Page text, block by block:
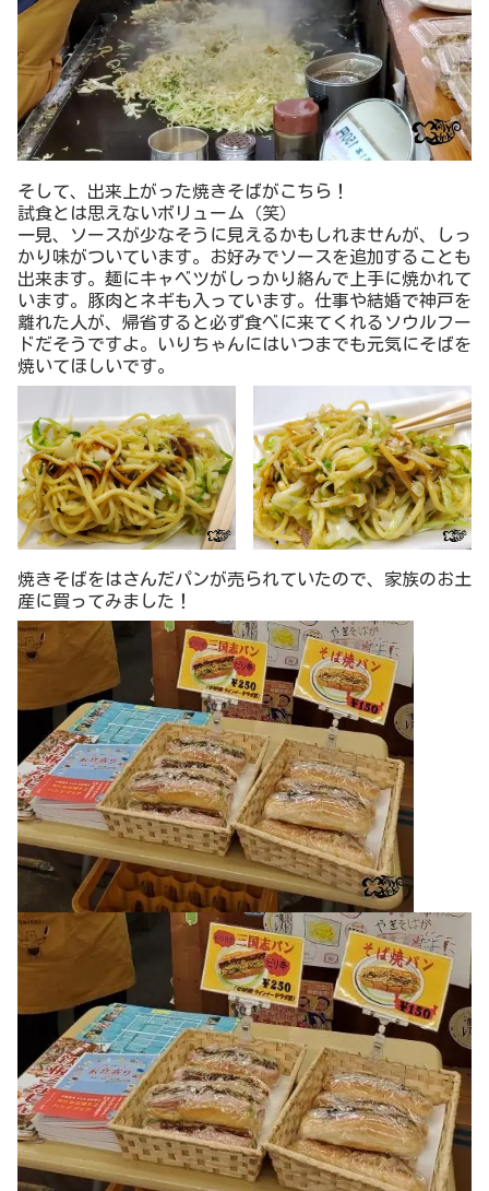
そして、出来上がった焼きそばがこちら！
試食とは思えないボリューム（笑）
一見、ソースが少なそうに見えるかもしれませんが、しっ
かり味がついています。お好みでソースを追加することも
出来ます。麺にキャベツがしっかり絡んで上手に焼かれて
います。豚肉とネギも入っています。仕事や結婚で神戸を
離れた人が、帰省すると必ず食べに来てくれるソウルフー
ドだそうですよ。いりちゃんにはいつまでも元気にそばを
焼いてほしいです。
焼きそばをはさんだパンが売られていたので、家族のお土
産に買ってみました！